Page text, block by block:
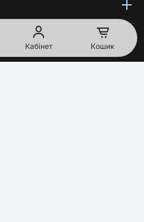
Кабінет Кошик